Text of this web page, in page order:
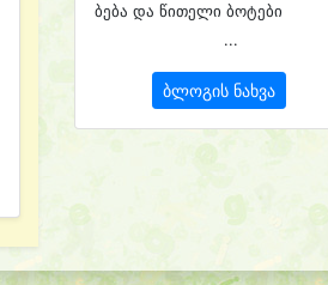
ბება და წითელი ბოტები
...
ბლოგის ნახვა